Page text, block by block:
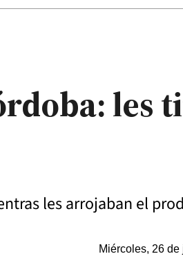
les
les arrojaban el
Miércoles, 26